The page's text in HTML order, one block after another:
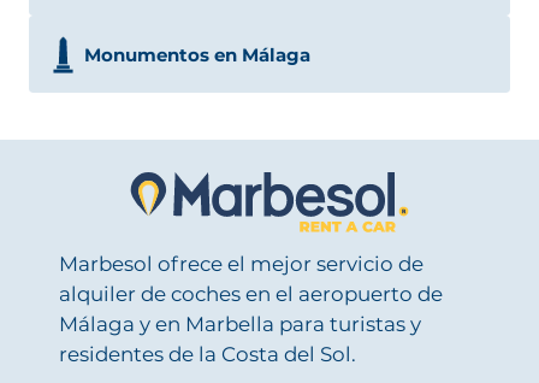
Monumentos en Málaga
Marbesol ofrece el mejor servicio de
alquiler de coches en el aeropuerto de
Málaga y en Marbella para turistas y
residentes de la Costa del Sol.